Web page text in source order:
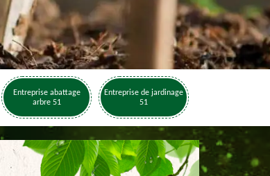
Entreprise abattage
arbre 51
Entreprise de jardinage
51